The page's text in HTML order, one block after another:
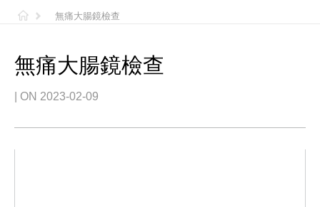
無痛大腸鏡檢查
無痛大腸鏡檢查
| ON 2023-02-09